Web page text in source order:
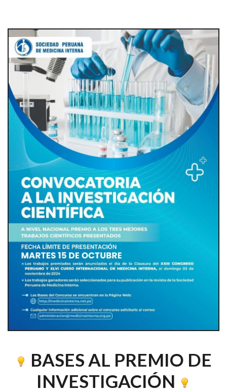
BASES AL PREMIO DE
INVESTIGACIÓN